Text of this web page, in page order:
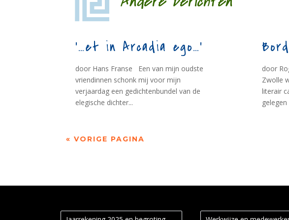
‘…et in Arcadia ego…’
door Hans Franse Een van mijn oudste
vriendinnen schonk mij voor mijn
verjaardag een gedichtenbundel van de
elegische dichter...
door
Zwolle
literair
gelegen
« VORIGE PAGINA